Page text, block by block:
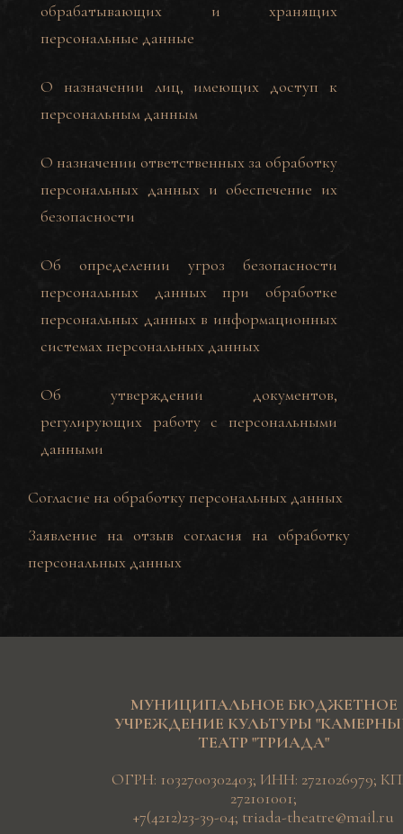
обрабатывающих и хранящих
персональные данные
О назначении лиц, имеющих доступ к
персональным данным
О назначении ответственных за обработку
персональных данных и обеспечение их
безопасности
Об определении угроз безопасности
персональных данных при обработке
персональных данных в информационных
системах персональных данных
Об утверждении документов,
регулирующих работу с персональными
данными
Согласие на обработку персональных данных
Заявление на отзыв согласия на обработку
персональных данных
МУНИЦИПАЛЬНОЕ БЮДЖЕТНОЕ
УЧРЕЖДЕНИЕ КУЛЬТУРЫ
ТЕАТР "ТРИАДА"
ОГРН: 1032700302403; ИНН: 2721026979;
272101001;
+7(4212)23-39-04; triada-theatre@mail.ru